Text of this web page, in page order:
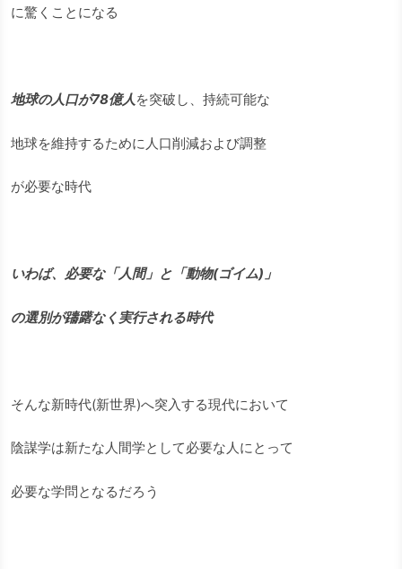
に驚くことになる
地球の人口が78億人を突破し、持続可能な
地球を維持するために人口削減および調整
が必要な時代
いわば、必要な「人間」と「動物(ゴイム)」
の選別が躊躇なく実行される時代
そんな新時代(新世界)へ突入する現代において
陰謀学は新たな人間学として必要な人にとって
必要な学問となるだろう